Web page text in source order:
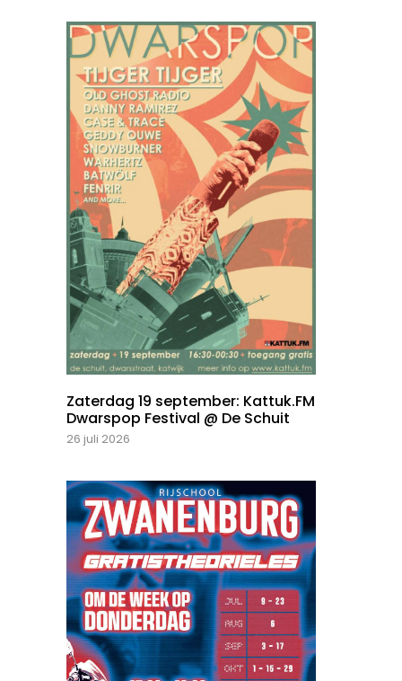
Zaterdag 19 september: Kattuk.FM
Dwarspop Festival @ De Schuit
26 juli 2026